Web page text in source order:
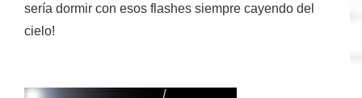
sería dormir con esos flashes siempre cayendo del
cielo!